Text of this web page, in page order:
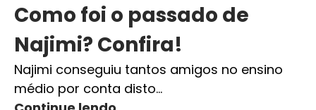
Como foi o passado de
Najimi? Confira!
Najimi conseguiu tantos amigos no ensino
médio por conta disto…